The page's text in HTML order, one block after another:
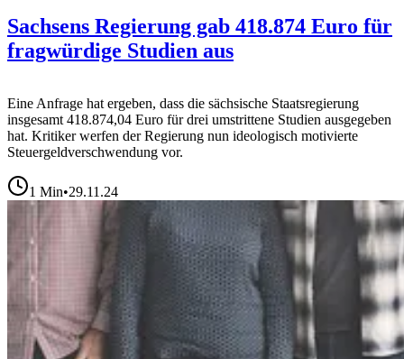
Sachsens Regierung gab 418.874 Euro für
fragwürdige Studien aus
Eine Anfrage hat ergeben, dass die sächsische Staatsregierung
insgesamt 418.874,04 Euro für drei umstrittene Studien ausgegeben
hat. Kritiker werfen der Regierung nun ideologisch motivierte
Steuergeldverschwendung vor.
1 Min•29.11.24